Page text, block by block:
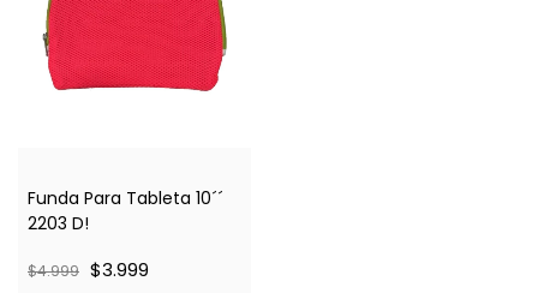
Funda Para Tableta 10´´
2203 D!
$4.999 $3.999